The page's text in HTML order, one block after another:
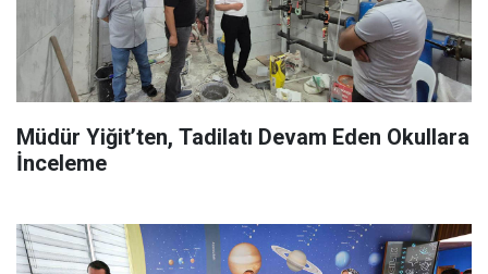
Müdür Yiğit’ten, Tadilatı Devam Eden Okullara
İnceleme